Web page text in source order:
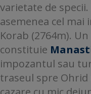
varietate de
asemenea cel mai
Korab (2764m).
constituie
impozantul sau
traseul spre Ohrid